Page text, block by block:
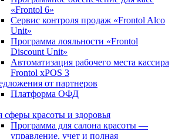
«Frontol 6»
Сервис контроля продаж «Frontol Alco
Unit»
Программа лояльности «Frontol
Discount Unit»
Автоматизация рабочего места кассира
Frontol xPOS 3
от партнеров
Платформа ОФД
сферы красоты и здоровья
Программа для салона красоты —
управление, учет и полная